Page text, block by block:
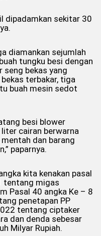
dipadamkan sekitar 30
diamankan sejumlah
tungku besi dengan
seng bekas yang
terbakar, tiga
buah mesin sedot
besi blower
cairan berwarna
dan barang
paparnya.
kita kenakan pasal
tentang migas
Pasal 40 angka Ke – 8
penetapan PP
tentang ciptaker
dan denda sebesar
Milyar Rupiah.